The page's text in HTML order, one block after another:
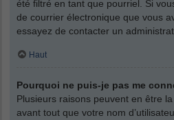
été filtré en tant que pourriel. Si
de courrier électronique que vous
essayez de contacter un
Haut
Pourquoi ne puis-je pas me
Plusieurs raisons peuvent en être
avant tout que votre nom